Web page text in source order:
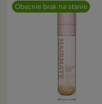
życia
Obecnie brak na stanie